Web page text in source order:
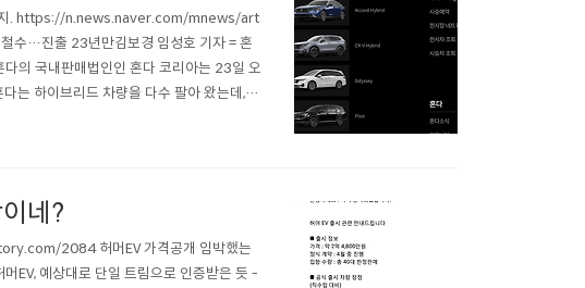
지. https://n.news.naver.com/mnews/art
…진출 23년만김보경 임성호 기자 = 혼
의 국내판매법인인 혼다 코리아는 23일 오
는 하이브리드 차량을 다수 팔아 왔는데,이
기 때문으로 보임. 혼다는 지금껏 진행해
네?
2084 허머EV 가격공개 임박했는
EV, 예상대로 단일 트림으로 인증받은 듯 -